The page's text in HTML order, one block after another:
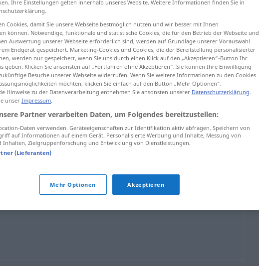
worauf
nach (...), danach nachher
Ihre Einstellungen gelten innerhalb unseres Website. Weitere Informationen finden Sie in
Cookies, damit Sie unsere Webseite bestmöglich nutzen und wir besser mit Ihnen
können. Notwendige, funktionale und statistische Cookies, die für den Betrieb der Webseite und
Auswertung unserer Webseite erforderlich sind, werden auf Grundlage unserer Vorauswahl
Endgerät gespeichert. Marketing-Cookies und Cookies, die der Bereitstellung personalisierter
werden nur gespeichert, wenn Sie uns durch einen Klick auf den „Akzeptieren“-Button Ihr
geben. Klicken Sie ansonsten auf „Fortfahren ohne Akzeptieren“. Sie können Ihre Einwilligung
Besuche unserer Webseite widerrufen. Wenn Sie weitere Informationen zu den Cookies
möchten, klicken Sie einfach auf den Button „Mehr Optionen“.
Hinweise zu der Datenverarbeitung entnehmen Sie ansonsten unserer Datenschutzerklärung.
unser Impressum.
Partner verarbeiten Daten, um Folgendes bereitzustellen:
Daten verwenden. Geräteeigenschaften zur Identifikation aktiv abfragen. Speichern von
auf Informationen auf einem Gerät. Personalisierte Werbung und Inhalte, Messung von
Inhalten, Zielgruppenforschung und Entwicklung von Dienstleistungen.
(Lieferanten)
Mehr Optionen Akzeptieren